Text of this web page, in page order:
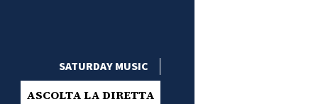
SATURDAY MUSIC
ASCOLTA LA DIRETTA